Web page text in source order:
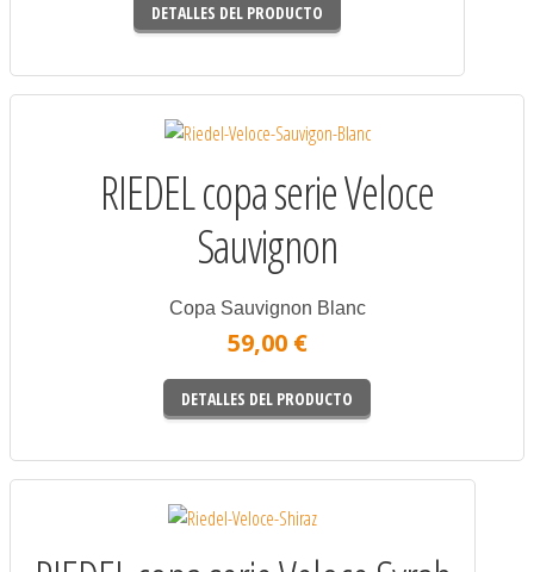
DETALLES DEL PRODUCTO
RIEDEL copa serie Veloce
Sauvignon
Copa Sauvignon Blanc
59,00 €
DETALLES DEL PRODUCTO